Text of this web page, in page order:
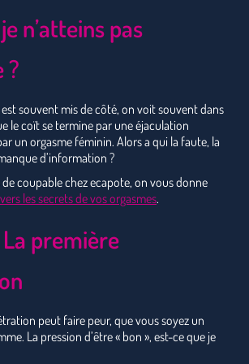
n’atteins pas
?
est souvent mis de côté, on voit souvent dans
le coït se termine par une éjaculation
un orgasme féminin. Alors a qui la faute, la
d’information ?
de coupable chez ecapote, on vous donne
les secrets de vos orgasmes.
La première
peut faire peur, que vous soyez un
La pression d’être « bon », est-ce que je